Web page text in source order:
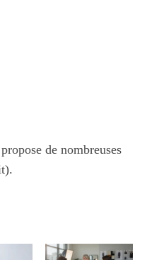
de nombreuses